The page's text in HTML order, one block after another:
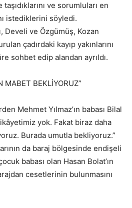
ve sorumluları en
istediklerini söyledi.
Develi ve Özgümüş, Kozan
çadırdaki kayıp yakınlarını
sohbet edip alandan ayrıldı.
BEKLİYORUZ”
Mehmet Yılmaz’ın babası Bilal
yok. Fakat biraz daha
Burada umutla bekliyoruz.”
da baraj bölgesinde endişeli
babası olan Hasan Bolat’ın
cesetlerinin bulunmasını